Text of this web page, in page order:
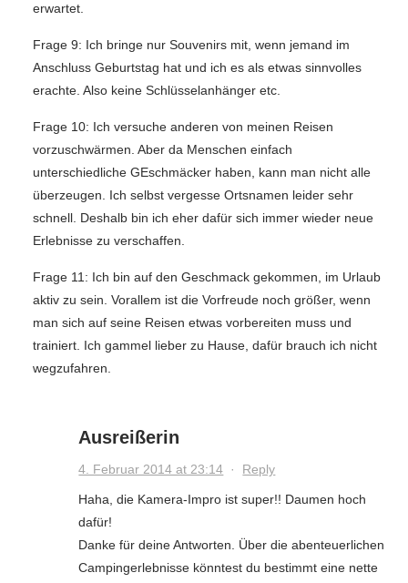
erwartet.
Frage 9: Ich bringe nur Souvenirs mit, wenn jemand im
Anschluss Geburtstag hat und ich es als etwas sinnvolles
erachte. Also keine Schlüsselanhänger etc.
Frage 10: Ich versuche anderen von meinen Reisen
vorzuschwärmen. Aber da Menschen einfach
unterschiedliche GEschmäcker haben, kann man nicht alle
überzeugen. Ich selbst vergesse Ortsnamen leider sehr
schnell. Deshalb bin ich eher dafür sich immer wieder neue
Erlebnisse zu verschaffen.
Frage 11: Ich bin auf den Geschmack gekommen, im Urlaub
aktiv zu sein. Vorallem ist die Vorfreude noch größer, wenn
man sich auf seine Reisen etwas vorbereiten muss und
trainiert. Ich gammel lieber zu Hause, dafür brauch ich nicht
wegzufahren.
Ausreißerin
4. Februar 2014 at 23:14 · Reply
Haha, die Kamera-Impro ist super!! Daumen hoch
dafür!
Danke für deine Antworten. Über die abenteuerlichen
Campingerlebnisse könntest du bestimmt eine nette